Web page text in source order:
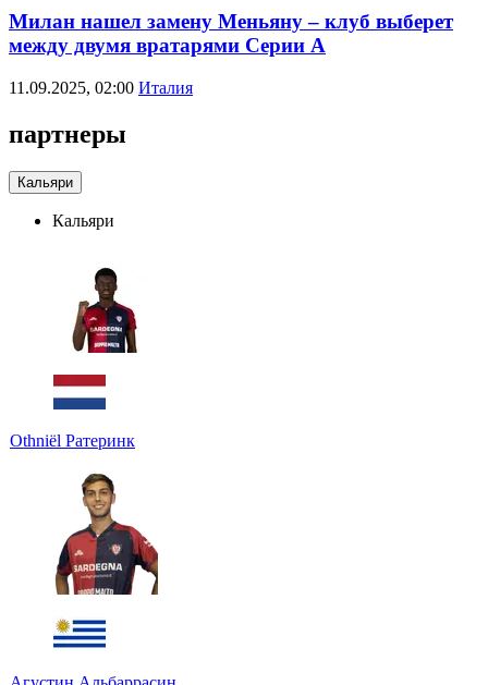
Милан нашел замену Меньяну – клуб выберет
между двумя вратарями Серии А
11.09.2025, 02:00 Италия
партнеры
Кальяри
Кальяри
Othniël Ратеринк